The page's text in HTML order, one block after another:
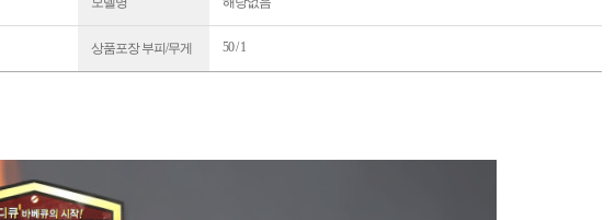
상품포장 부피/무게 50 / 1